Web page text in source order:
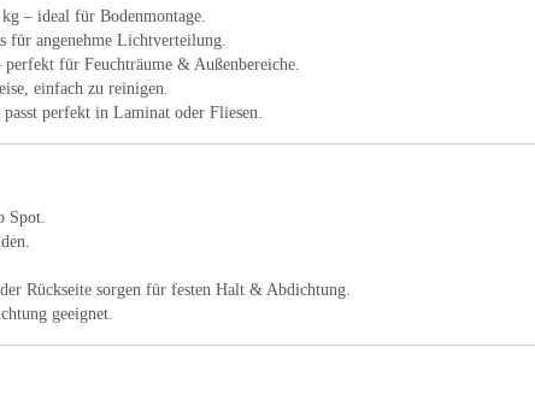
– ideal für Bodenmontage.
für angenehme Lichtverteilung.
perfekt für Feuchträume & Außenbereiche.
einfach zu reinigen.
perfekt in Laminat oder Fliesen.
Spot.
Rückseite sorgen für festen Halt & Abdichtung.
geeignet.